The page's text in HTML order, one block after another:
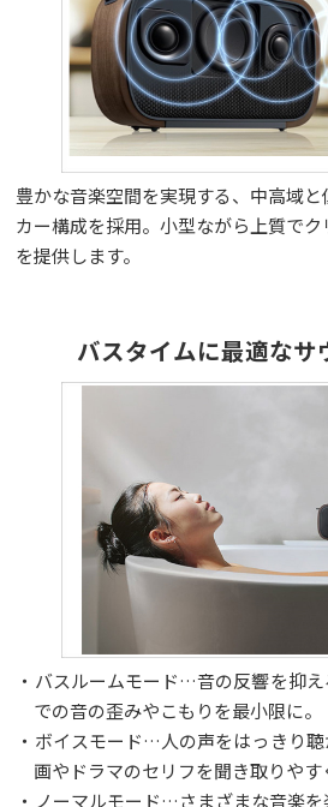
豊かな音楽空間を実現する、中高域
カー構成を採用。小型ながら上質で
を提供します。
バスタイムに最適なサ
・バスルームモード…音の反響を抑
での音の歪みやこもりを最小限に。
・ボイスモード…人の声をはっきり
画やドラマのセリフを聞き取りやす
・ノーマルモード…さまざまな音楽